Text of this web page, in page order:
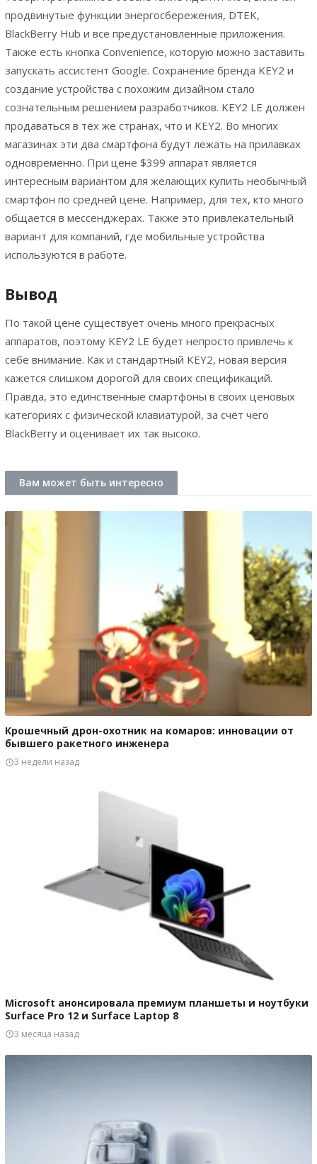
продвинутые функции энергосбережения, DTEK,
BlackBerry Hub и все предустановленные приложения.
Также есть кнопка Convenience, которую можно заставить
запускать ассистент Google. Сохранение бренда KEY2 и
создание устройства с похожим дизайном стало
сознательным решением разработчиков. KEY2 LE должен
продаваться в тех же странах, что и KEY2. Во многих
магазинах эти два смартфона будут лежать на прилавках
одновременно. При цене $399 аппарат является
интересным вариантом для желающих купить необычный
смартфон по средней цене. Например, для тех, кто много
общается в мессенджерах. Также это привлекательный
вариант для компаний, где мобильные устройства
используются в работе.
Вывод
По такой цене существует очень много прекрасных
аппаратов, поэтому KEY2 LE будет непросто привлечь к
себе внимание. Как и стандартный KEY2, новая версия
кажется слишком дорогой для своих спецификаций.
Правда, это единственные смартфоны в своих ценовых
категориях с физической клавиатурой, за счёт чего
BlackBerry и оценивает их так высоко.
Вам может быть интересно
Крошечный дрон-охотник на комаров: инновации от
бывшего ракетного инженера
3 недели назад
Microsoft анонсировала премиум планшеты и ноутбуки
Surface Pro 12 и Surface Laptop 8
3 месяца назад